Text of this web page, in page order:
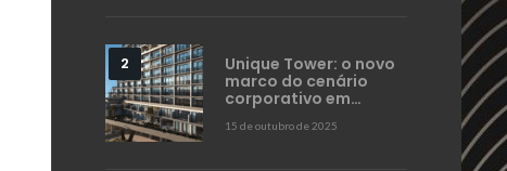
Unique Tower: o novo
marco do cenário
corporativo em…
15 de outubro de 2025